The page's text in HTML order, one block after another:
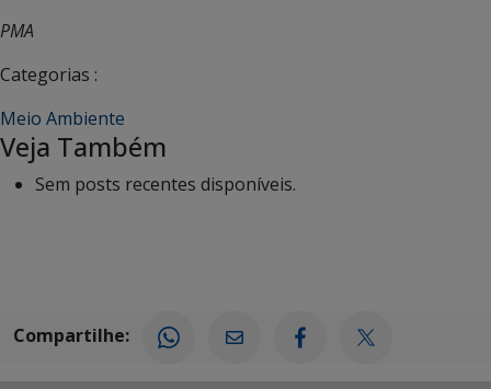
PMA
Categorias :
Meio Ambiente
Veja Também
Sem posts recentes disponíveis.
Compartilhe: